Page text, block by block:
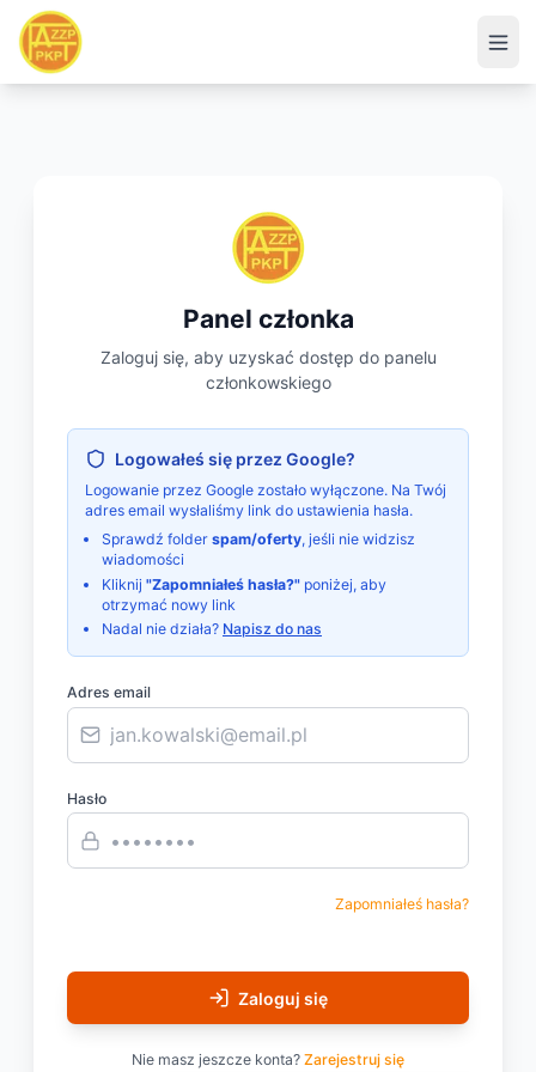
Panel członka
Zaloguj się, aby uzyskać dostęp do panelu
członkowskiego
Logowałeś się przez Google?
Logowanie przez Google zostało wyłączone. Na Twój
adres email wysłaliśmy link do ustawienia hasła.
Sprawdź folder spam/oferty, jeśli nie widzisz
wiadomości
Kliknij "Zapomniałeś hasła?" poniżej, aby
otrzymać nowy link
Nadal nie działa? Napisz do nas
Adres email
Hasło
Zapomniałeś hasła?
Zaloguj się
Nie masz jeszcze konta? Zarejestruj się